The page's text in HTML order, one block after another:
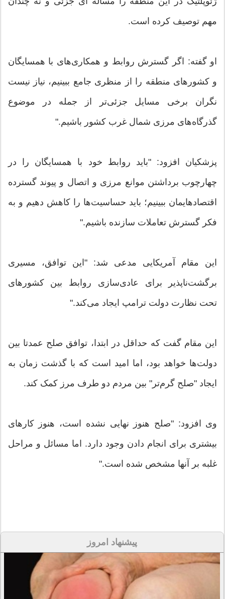
مهم توصیف کرده است.
او گفته: اگر گسترش روابط و همکاری‌های با همسایگان
و کشورهای منطقه را از منظری جامع ببینیم، نیاز نیست
نگران برخی مسایل جزئی‌تر از جمله در موضوع
گذرگاه‌های مرزی شمال غرب کشور باشیم."
پزشكیان افزود: "باید روابط خود با همسایگان را در
چهارچوب برداشتن موانع مرزی و اتصال و پیوند گسترده
اقتصادهایمان ببینیم؛ باید حساسیت‌ها را کاهش دهیم و به
فکر گسترش تعاملات سازنده باشیم."
این مقام آمریکایی مدعی شد: "این توافق، مسیری
برگشت‌ناپذیر برای عادی‌سازی روابط بین کشورهای
تحت نظارت دولت ترامپ ایجاد می‌کند."
این مقام گفت که حداقل در ابتدا، توافق صلح عمدتا بین
دولت‌ها خواهد بود، اما امید است که با گذشت زمان به
ایجاد "صلح گرم‌تر" بین مردم دو طرف مرز کمک کند.
وی افزود: "صلح هنوز نهایی نشده است، هنوز کارهای
بیشتری برای انجام دادن وجود دارد. اما مسائل و مراحل
غلبه بر آنها مشخص شده است."
پیشنهاد امروز